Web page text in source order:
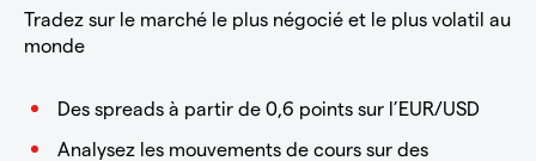
Tradez sur le marché le plus négocié et le plus volatil au
monde
Des spreads à partir de 0,6 points sur l’EUR/USD
Analysez les mouvements de cours sur des